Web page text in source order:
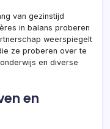
van gezinstijd
in balans proberen
weerspiegelt
ze proberen over te
en diverse
en